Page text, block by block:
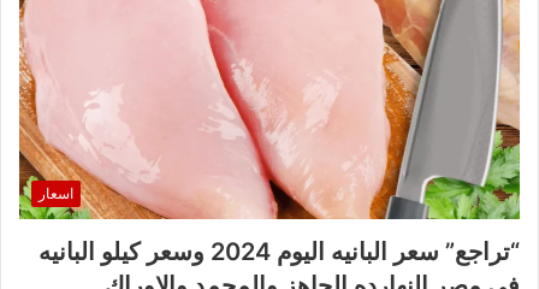
اسعار
“تراجع” سعر البانيه اليوم 2024 وسعر كيلو البانيه